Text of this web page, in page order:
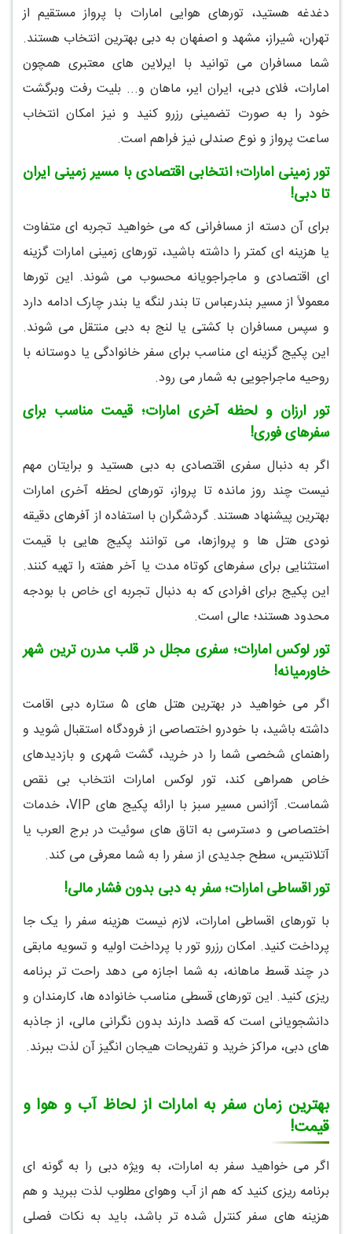
دغدغه هستید، تورهای هوایی امارات با پرواز مستقیم از
تهران، شیراز، مشهد و اصفهان به دبی بهترین انتخاب هستند.
شما مسافران می توانید با ایرلاین های معتبری همچون
امارات، فلای دبی، ایران ایر، ماهان و... بلیت رفت وبرگشت
خود را به صورت تضمینی رزرو کنید و نیز امکان انتخاب
ساعت پرواز و نوع صندلی نیز فراهم است.
تور زمینی امارات؛ انتخابی اقتصادی با مسیر زمینی ایران
تا دبی!
برای آن دسته از مسافرانی که می خواهید تجربه ای متفاوت
یا هزینه ای کمتر را داشته باشید، تورهای زمینی امارات گزینه
ای اقتصادی و ماجراجویانه محسوب می شوند. این تورها
معمولاً از مسیر بندرعباس تا بندر لنگه یا بندر چارک ادامه دارد
و سپس مسافران با کشتی یا لنج به دبی منتقل می شوند.
این پکیج گزینه ای مناسب برای سفر خانوادگی یا دوستانه با
روحیه ماجراجویی به شمار می رود.
تور ارزان و لحظه آخری امارات؛ قیمت مناسب برای
سفرهای فوری!
اگر به دنبال سفری اقتصادی به دبی هستید و برایتان مهم
نیست چند روز مانده تا پرواز، تورهای لحظه آخری امارات
بهترین پیشنهاد هستند. گردشگران با استفاده از آفرهای دقیقه
نودی هتل ها و پروازها، می توانند پکیج هایی با قیمت
استثنایی برای سفرهای کوتاه مدت یا آخر هفته را تهیه کنند.
این پکیج برای افرادی که به دنبال تجربه ای خاص با بودجه
محدود هستند؛ عالی است.
تور لوکس امارات؛ سفری مجلل در قلب مدرن ترین شهر
خاورمیانه!
اگر می خواهید در بهترین هتل های ۵ ستاره دبی اقامت
داشته باشید، با خودرو اختصاصی از فرودگاه استقبال شوید و
راهنمای شخصی شما را در خرید، گشت شهری و بازدیدهای
خاص همراهی کند، تور لوکس امارات انتخاب بی نقص
شماست. آژانس مسیر سبز با ارائه پکیج های VIP، خدمات
اختصاصی و دسترسی به اتاق های سوئیت در برج العرب یا
آتلانتیس، سطح جدیدی از سفر را به شما معرفی می کند.
تور اقساطی امارات؛ سفر به دبی بدون فشار مالی!
با تورهای اقساطی امارات، لازم نیست هزینه سفر را یک جا
پرداخت کنید. امکان رزرو تور با پرداخت اولیه و تسویه مابقی
در چند قسط ماهانه، به شما اجازه می دهد راحت تر برنامه
ریزی کنید. این تورهای قسطی مناسب خانواده ها، کارمندان و
دانشجویانی است که قصد دارند بدون نگرانی مالی، از جاذبه
های دبی، مراکز خرید و تفریحات هیجان انگیز آن لذت ببرند.
بهترین زمان سفر به امارات از لحاظ آب و هوا و
قیمت!
اگر می خواهید سفر به امارات، به ویژه دبی را به گونه ای
برنامه ریزی کنید که هم از آب وهوای مطلوب لذت ببرید و هم
هزینه های سفر کنترل شده تر باشد، باید به نکات فصلی